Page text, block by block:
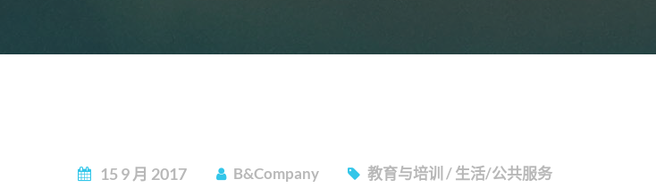
15 9 月 2017 B&Company 教育与培训 /生活/公共服务